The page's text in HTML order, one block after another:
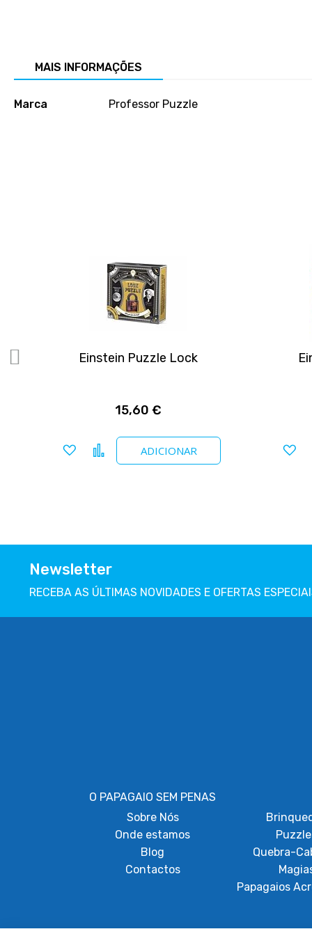
de
MAIS INFORMAÇÕES
Mais
Marca Professor Puzzle
Einstein Puzzle Lock
15,60 €
ADICIONAR
Adicionar a favoritos
Comparar
Newsletter
RECEBA AS ÚLTIMAS NOVIDADES E OFERTAS
O PAPAGAIO SEM PENAS
Sobre Nós
Onde estamos
Blog
Contactos
Quebra-
Papagaios